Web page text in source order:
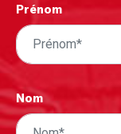
Prénom
Nom